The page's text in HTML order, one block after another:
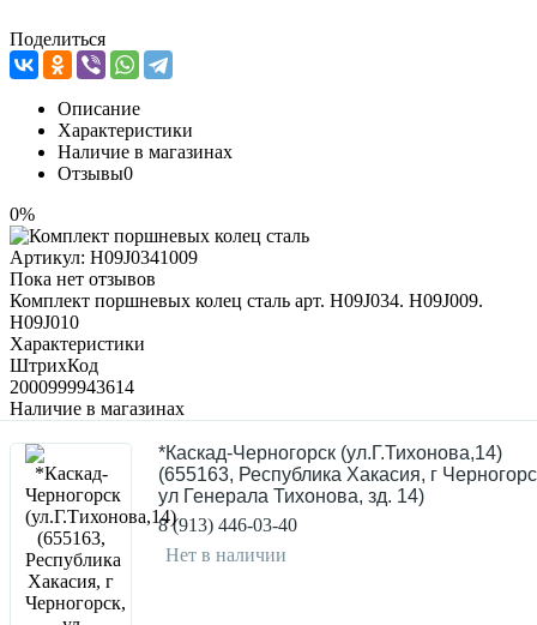
Поделиться
Описание
Характеристики
Наличие в магазинах
Отзывы0
0%
Артикул: H09J0341009
Пока нет отзывов
Комплект поршневых колец сталь арт. H09J034. H09J009.
H09J010
Характеристики
ШтрихКод
2000999943614
Наличие в магазинах
*Каскад-Черногорск (ул.Г.Тихонова,14)
(655163, Республика Хакасия, г
ул Генерала Тихонова, зд. 14)
8 (913) 446-03-40
Нет в наличии